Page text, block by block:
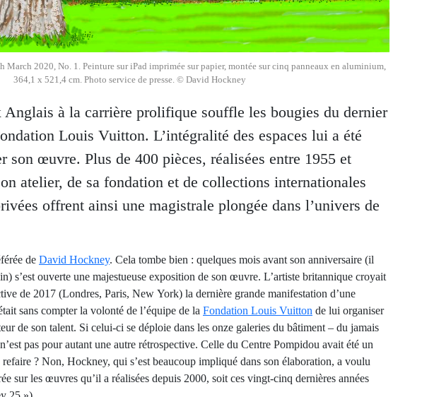
2020, No. 1. Peinture sur iPad imprimée sur papier, montée sur cinq panneaux en aluminium,
364,1 x 521,4 cm. Photo service de presse. © David Hockney
Anglais à la carrière prolifique souffle les bougies du dernier
Louis Vuitton. L’intégralité des espaces lui a été
son œuvre. Plus de 400 pièces, réalisées entre 1955 et
atelier, de sa fondation et de collections internationales
offrent ainsi une magistrale plongée dans l’univers de
de David Hockney. Cela tombe bien : quelques mois avant son anniversaire (il
s’est ouverte une majestueuse exposition de son œuvre. L’artiste britannique croyait
de 2017 (Londres, Paris, New York) la dernière grande manifestation d’une
sans compter la volonté de l’équipe de la Fondation Louis Vuitton de lui organiser
de son talent. Si celui-ci se déploie dans les onze galeries du bâtiment – du jamais
pas pour autant une autre rétrospective. Celle du Centre Pompidou avait été un
? Non, Hockney, qui s’est beaucoup impliqué dans son élaboration, a voulu
sur les œuvres qu’il a réalisées depuis 2000, soit ces vingt-cinq dernières années